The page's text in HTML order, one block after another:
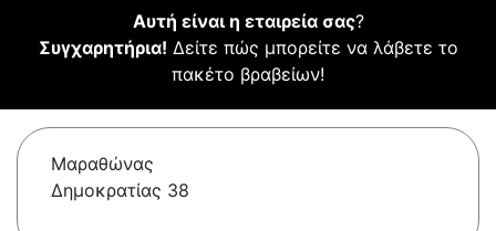
Αυτή είναι η εταιρεία σας?
Συγχαρητήρια! Δείτε πώς μπορείτε να λάβετε το
πακέτο βραβείων!
Μαραθώνας
Δημοκρατίας 38